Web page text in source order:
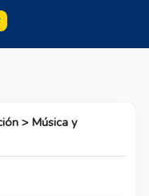
> Música y